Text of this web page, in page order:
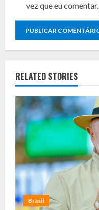
vez que eu comentar.
RELATED STORIES
Brasil